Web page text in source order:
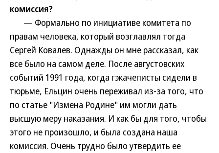
комиссия?
— Формально по инициативе комитета по
правам человека, который возглавлял тогда
Сергей Ковалев. Однажды он мне рассказал, как
все было на самом деле. После августовских
событий 1991 года, когда гэкачеписты сидели в
тюрьме, Ельцин очень переживал из-за того, что
по статье "Измена Родине" им могли дать
высшую меру наказания. И как бы для того, чтобы
этого не произошло, и была создана наша
комиссия. Очень трудно было утвердить ее